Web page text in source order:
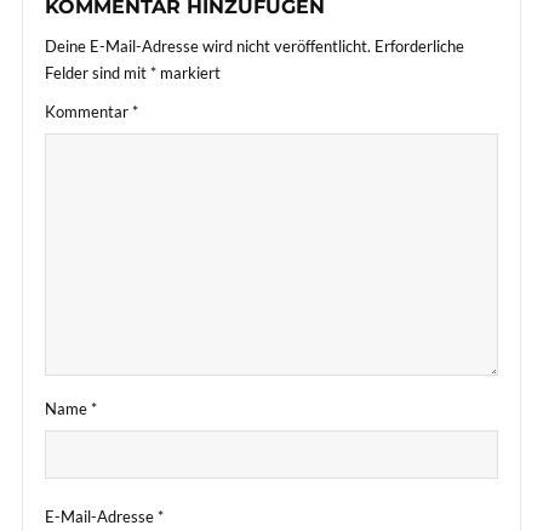
KOMMENTAR HINZUFÜGEN
Deine E-Mail-Adresse wird nicht veröffentlicht. Erforderliche
Felder sind mit* markiert
Kommentar*
Name*
E-Mail-Adresse*